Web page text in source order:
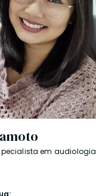
em audiologia